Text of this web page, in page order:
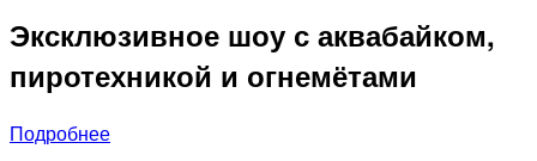
Эксклюзивное шоу с аквабайком,
пиротехникой и огнемётами
Подробнее